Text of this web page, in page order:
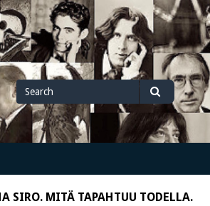
Search
for
Search
SIRO. MITÄ TAPAHTUU TODELLA.